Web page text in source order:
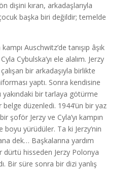
dişini kıran, arkadaşlarıyla
başka biri değildir; temelde
Auschwitz’de tanışıp âşık
Cybulska’yı ele alalım. Jerzy
bir arkadaşıyla birlikte
yaptı. Sonra kendisine
bir tarlaya götürme
düzenledi. 1944’ün bir yaz
şoför Jerzy ve Cyla’yı kampın
boyu yürüdüler. Ta ki Jerzy’nin
dek… Başkalarına yardım
hisseden Jerzy Polonya
Bir süre sonra bir dizi yanlış